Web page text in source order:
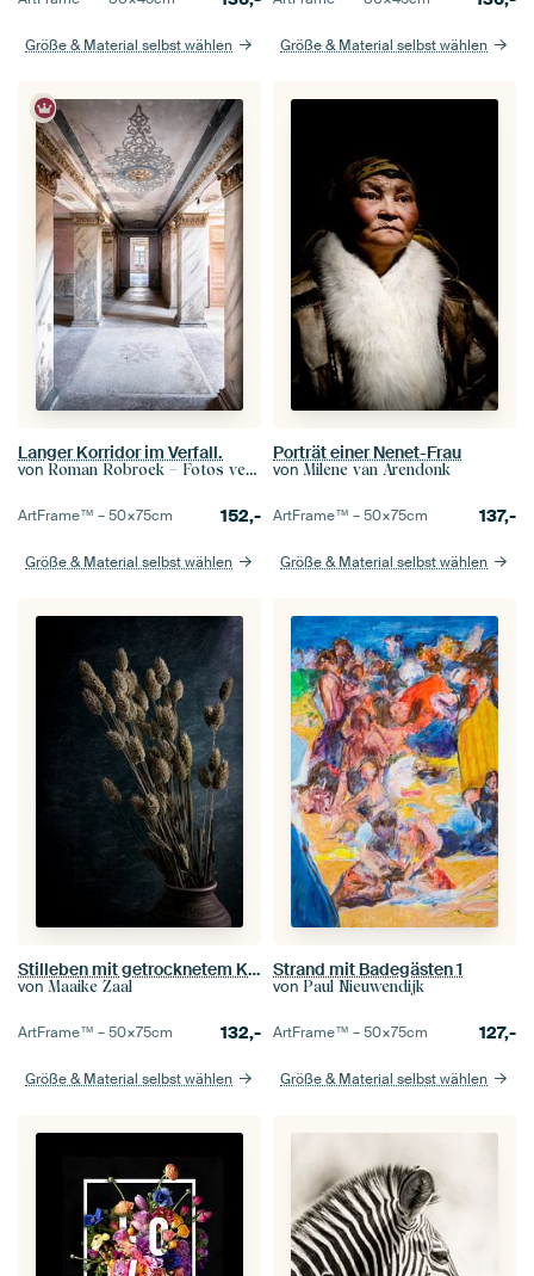
Größe & Material selbst wählen Größe & Material selbst wählen
Langer Korridor im Verfall.
von Roman Robroek – Fotos verlassener Gebäude
ArtFrame™ –50×75cm 152,-
Größe & Material selbst wählen
Porträt einer Nenet-Frau
von Milene van Arendonk
ArtFrame™ –50×75cm 137,-
Größe & Material selbst wählen
Stilleben mit getrocknetem Kanariengras
von Maaike Zaal
ArtFrame™ –50×75cm 132,-
Größe & Material selbst wählen
Strand mit Badegästen 1
von Paul Nieuwendijk
ArtFrame™ –50×75cm 127,-
Größe & Material selbst wählen